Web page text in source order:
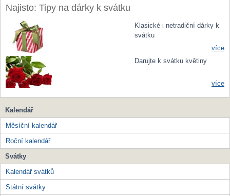
Najisto: Tipy na dárky k svátku
Klasické i netradiční dárky k
svátku
více
Darujte k svátku květiny
více
Kalendář
Měsíční kalendář
Roční kalendář
Svátky
Kalendář svátků
Státní svátky